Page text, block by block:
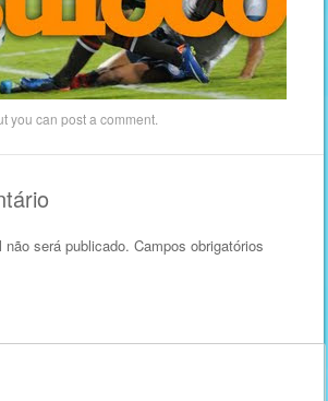
you canpost a comment
será publicado. Campos obrigatórios